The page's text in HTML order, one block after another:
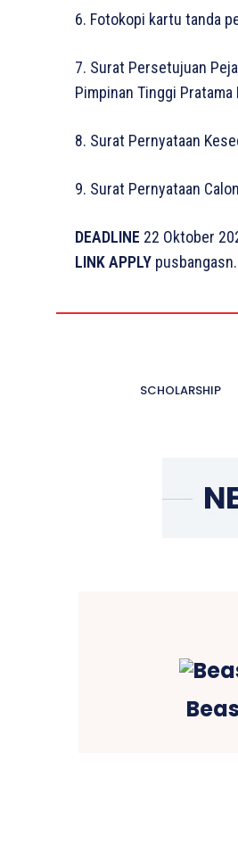
6. Fotokopi kartu tanda
7. Surat Persetujuan
Pimpinan Tinggi Pratama
8. Surat Pernyataan
9. Surat Pernyataan
DEADLINE 22 Oktober
LINK APPLY
SCHOLARSHIP